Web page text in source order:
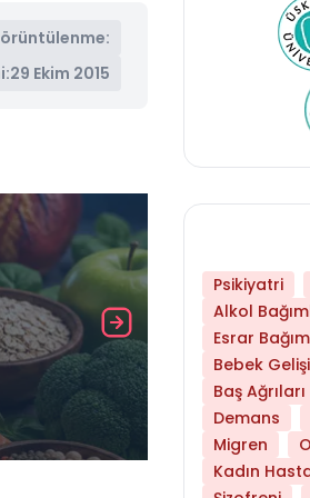
29 Ekim 2015
Daha Az
Psikiyatri
Alkol
Esrar
Bebek
Baş Ağrıları
Demans
Migren
Kadın